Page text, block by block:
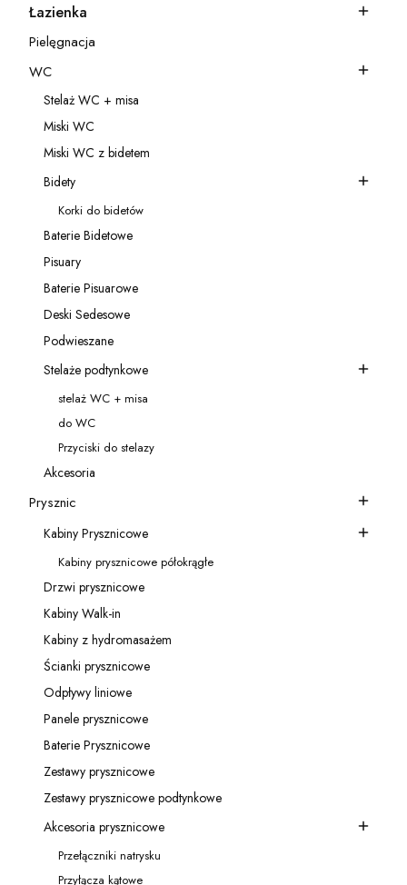
Kategoria - Łazienka
Łazienka
Kategoria - Pielęgnacja
Pielęgnacja
Kategoria - WC
WC
Kategoria - Stelaż WC + misa
Stelaż WC + misa
Kategoria - Miski WC
Miski WC
Kategoria - Miski WC z bidetem
Miski WC z bidetem
Kategoria - Bidety
Bidety
Kategoria - Korki do bidetów
Korki do bidetów
Kategoria - Baterie Bidetowe
Baterie Bidetowe
Kategoria - Pisuary
Pisuary
Kategoria - Baterie Pisuarowe
Baterie Pisuarowe
Kategoria - Deski Sedesowe
Deski Sedesowe
Kategoria - Podwieszane
Podwieszane
Kategoria - Stelaże podtynkowe
Stelaże podtynkowe
Kategoria - stelaż WC + misa
stelaż WC + misa
Kategoria - do WC
do WC
Kategoria - Przyciski do stelazy
Przyciski do stelazy
Kategoria - Akcesoria
Akcesoria
Kategoria - Prysznic
Prysznic
Kategoria - Kabiny Prysznicowe
Kabiny Prysznicowe
Kategoria - Kabiny prysznicowe półokrągłe
Kabiny prysznicowe półokrągłe
Kategoria - Drzwi prysznicowe
Drzwi prysznicowe
Kategoria - Kabiny Walk-in
Kabiny Walk-in
Kategoria - Kabiny z hydromasażem
Kabiny z hydromasażem
Kategoria - Ścianki prysznicowe
Ścianki prysznicowe
Kategoria - Odpływy liniowe
Odpływy liniowe
Kategoria - Panele prysznicowe
Panele prysznicowe
Kategoria - Baterie Prysznicowe
Baterie Prysznicowe
Kategoria - Zestawy prysznicowe
Zestawy prysznicowe
Kategoria - Zestawy prysznicowe podtynkowe
Zestawy prysznicowe podtynkowe
Kategoria - Akcesoria prysznicowe
Akcesoria prysznicowe
Kategoria - Przełączniki natrysku
Przełączniki natrysku
Przyłącza kątowe